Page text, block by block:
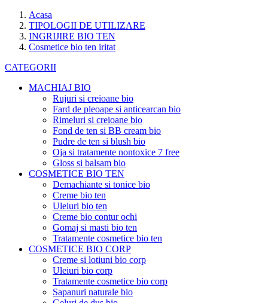
Acasa
TIPOLOGII DE UTILIZARE
INGRIJIRE BIO TEN
Cosmetice bio ten iritat
CATEGORII
MACHIAJ BIO
Rujuri si creioane bio
Fard de pleoape si anticearcan bio
Rimeluri si creioane bio
Fond de ten si BB cream bio
Pudre de ten si blush bio
Oja si tratamente nontoxice 7 free
Gloss si balsam bio
COSMETICE BIO TEN
Demachiante si tonice bio
Creme bio ten
Uleiuri bio ten
Creme bio contur ochi
Gomaj si masti bio ten
Tratamente cosmetice bio ten
COSMETICE BIO CORP
Creme si lotiuni bio corp
Uleiuri bio corp
Tratamente cosmetice bio corp
Sapanuri naturale bio